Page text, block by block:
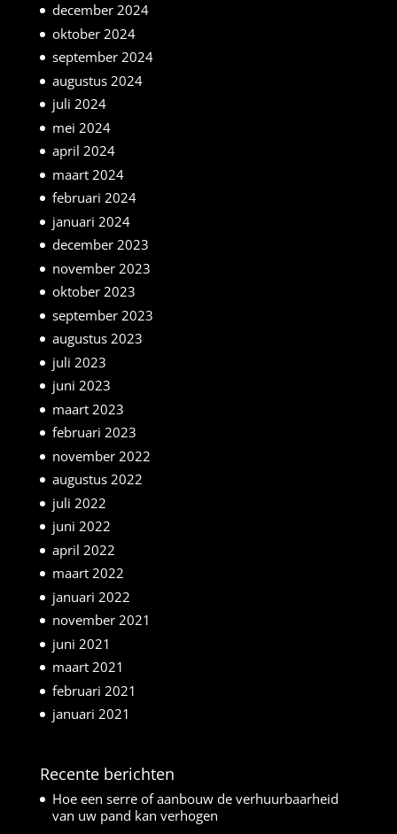
december 2024
oktober 2024
september 2024
augustus 2024
juli 2024
mei 2024
april 2024
maart 2024
februari 2024
januari 2024
december 2023
november 2023
oktober 2023
september 2023
augustus 2023
juli 2023
juni 2023
maart 2023
februari 2023
november 2022
augustus 2022
juli 2022
juni 2022
april 2022
maart 2022
januari 2022
november 2021
juni 2021
maart 2021
februari 2021
januari 2021
Recente berichten
Hoe een serre of aanbouw de verhuurbaarheid
van uw pand kan verhogen